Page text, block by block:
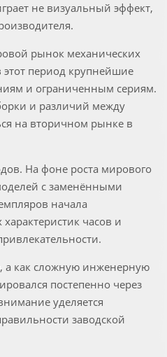
не визуальный эффект,
рынок механических
этот период крупнейшие
и ограниченным сериям.
и различий между
на вторичном рынке в
На фоне роста мирового
с заменёнными
начала
часов и
а как сложную инженерную
постепенно через
уделяется
заводской